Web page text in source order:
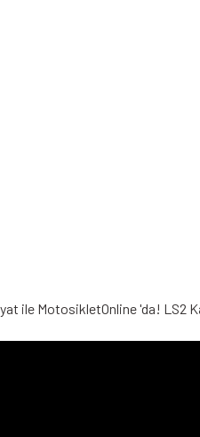
ile MotosikletOnline 'da! LS2